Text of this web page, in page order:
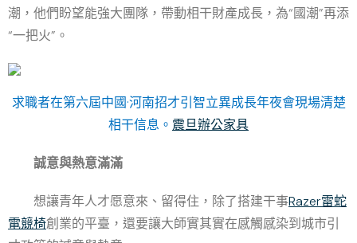
潮，他們盼望能強大團隊，帶動相干財產成長，為“國潮”再添
“一把火”。
求職者在第六屆中國·河南招才引智立異成長年夜會現場清楚
相干信息。 震旦辦公家具
誠意與熱意滿滿
想讓青年人才愿意來、留得住，除了搭建干事Razer雷蛇
電競椅創業的平臺，還要讓大師實其實在感觸感染到城市引